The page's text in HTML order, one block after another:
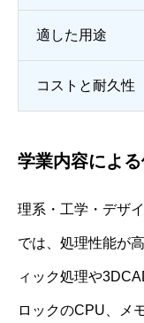
適した用途
コストと耐久性
学業内容によ
理系・工学・デザ
では、処理性能が
ィック処理や
ロックのCPU、メ